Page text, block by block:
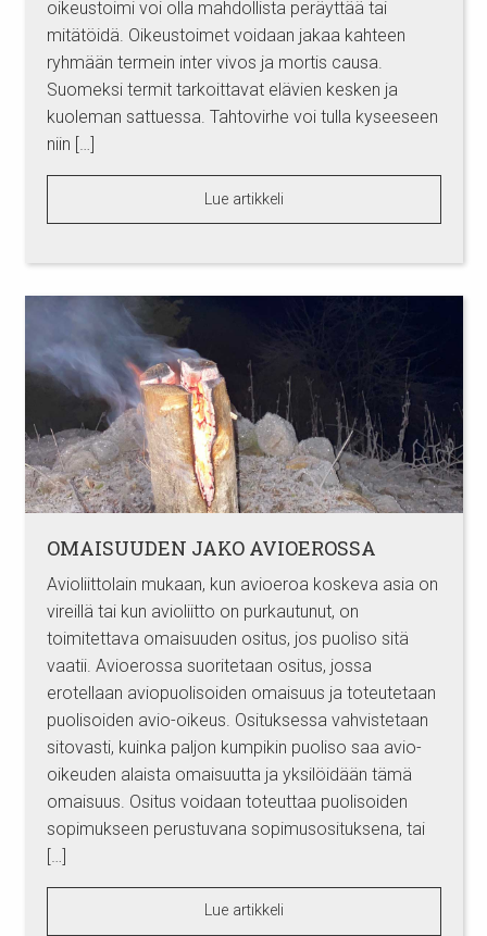
oikeustoimi voi olla mahdollista peräyttää tai
mitätöidä. Oikeustoimet voidaan jakaa kahteen
ryhmään termein inter vivos ja mortis causa.
Suomeksi termit tarkoittavat elävien kesken ja
kuoleman sattuessa. Tahtovirhe voi tulla kyseeseen
niin […]
Lue artikkeli
OMAISUUDEN JAKO AVIOEROSSA
Avioliittolain mukaan, kun avioeroa koskeva asia on
vireillä tai kun avioliitto on purkautunut, on
toimitettava omaisuuden ositus, jos puoliso sitä
vaatii. Avioerossa suoritetaan ositus, jossa
erotellaan aviopuolisoiden omaisuus ja toteutetaan
puolisoiden avio-oikeus. Osituksessa vahvistetaan
sitovasti, kuinka paljon kumpikin puoliso saa avio-
oikeuden alaista omaisuutta ja yksilöidään tämä
omaisuus. Ositus voidaan toteuttaa puolisoiden
sopimukseen perustuvana sopimusosituksena, tai
[…]
Lue artikkeli